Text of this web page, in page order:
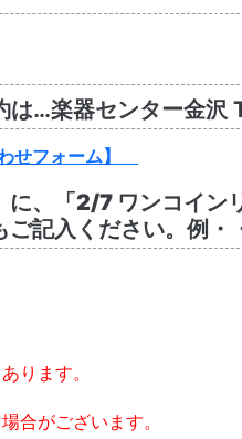
は…楽器センター金
わせフォーム】
、「2/7 ワンコイン
記入ください。例・
ります。
合がございます。